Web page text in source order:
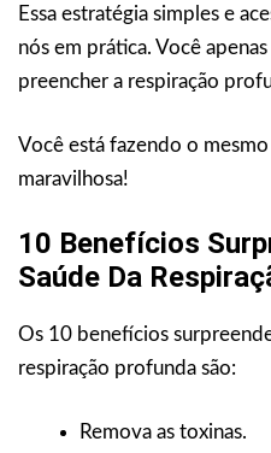
Essa estratégia simples e
nós em prática. Você
preencher a respiração
Você está fazendo o
maravilhosa!
10 Benefícios
Saúde Da
Os 10 benefícios
respiração profunda são:
Remova as toxinas.